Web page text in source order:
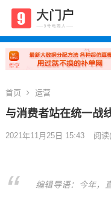
首页 运营
与消费者站在统一战
2021年11月25日 15:43 阅读
编辑导语：今年，